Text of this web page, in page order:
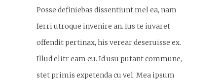
Posse definiebas dissentiunt mel ea, nam
ferri utroque invenire an. Ius te iuvaret
offendit pertinax, his verear deseruisse ex.
Illud elitr eam eu. Id usu putant commune,
stet primis expetenda cu vel. Mea ipsum